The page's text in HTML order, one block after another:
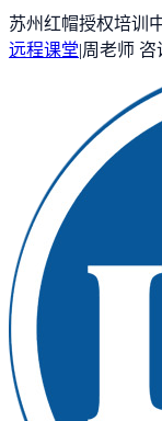
苏州红帽授权培训
远程课堂|周老师 咨